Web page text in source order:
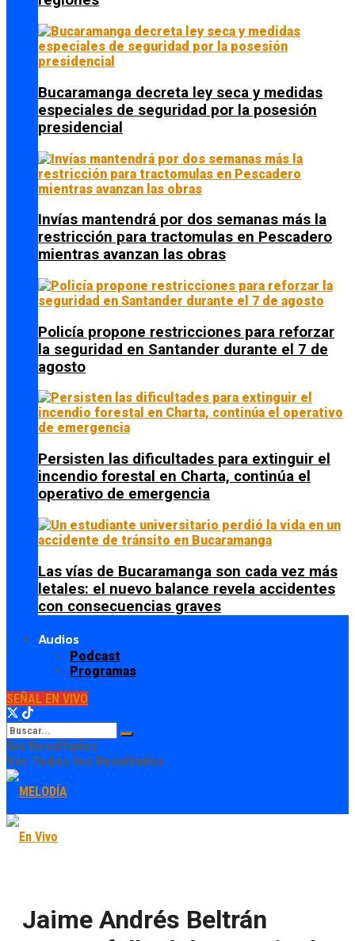
Bucaramanga decreta ley seca y medidas
especiales de seguridad por la posesión
presidencial
Invías mantendrá por dos semanas más la
restricción para tractomulas en Pescadero
mientras avanzan las obras
Policía propone restricciones para reforzar
la seguridad en Santander durante el 7 de
agosto
Persisten las dificultades para extinguir el
incendio forestal en Charta, continúa el
operativo de emergencia
Las vías de Bucaramanga son cada vez más
letales: el nuevo balance revela accidentes
con consecuencias graves
Audios
Podcast
Programas
SEÑAL EN VIVO
Sin Resultados
Ver Todos los Resultados
Jaime Andrés Beltrán